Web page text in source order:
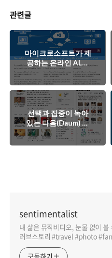
관련글
마이크로소프트가 제
공하는 온라인 ALM
도구, Team
Foundation Service
선택과 집중이 녹아
있는 다음(Daum) 메
인 페이지의 개편
sentimentalist
내 삶은 뮤직비디오, 눈물 없이 볼
러브스토리 #travel #photo
구독하기